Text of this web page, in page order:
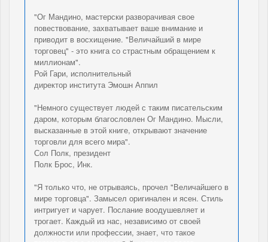
"Ог Мандино, мастерски разворачивая свое
повествование, захватывает ваше внимание и
приводит в восхищение. "Величайший в мире
торговец" - это книга со страстным обращением к
миллионам".
Рой Гари, исполнительный
директор института Эмошн Аппил
"Немного существует людей с таким писательским
даром, которым благословлен Ог Мандино. Мысли,
высказанные в этой книге, открывают значение
торговли для всего мира".
Сол Полк, президент
Полк Брос, Инк.
"Я только что, не отрываясь, прочел "Величайшего в
мире торговца". Замысел оригинален и ясен. Стиль
интригует и чарует. Послание воодушевляет и
трогает. Каждый из нас, независимо от своей
должности или профессии, знает, что такое